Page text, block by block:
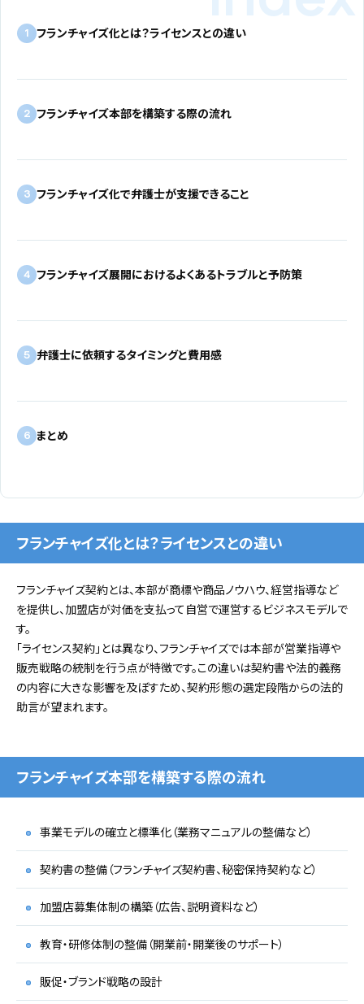
1 フランチャイズ化とは？ライセンスとの違い
2 フランチャイズ本部を構築する際の流れ
3 フランチャイズ化で弁護士が支援できること
4 フランチャイズ展開におけるよくあるトラブルと予防策
5 弁護士に依頼するタイミングと費用感
6 まとめ
フランチャイズ化とは？ライセンスとの違い
フランチャイズ契約とは、本部が商標や商品ノウハウ、経営指導など
を提供し、加盟店が対価を支払って自営で運営するビジネスモデルで
す。
「ライセンス契約」とは異なり、フランチャイズでは本部が営業指導や
販売戦略の統制を行う点が特徴です。この違いは契約書や法的義務
の内容に大きな影響を及ぼすため、契約形態の選定段階からの法的
助言が望まれます。
フランチャイズ本部を構築する際の流れ
事業モデルの確立と標準化（業務マニュアルの整備など）
契約書の整備（フランチャイズ契約書、秘密保持契約など）
加盟店募集体制の構築（広告、説明資料など）
教育・研修体制の整備（開業前・開業後のサポート）
販促・ブランド戦略の設計